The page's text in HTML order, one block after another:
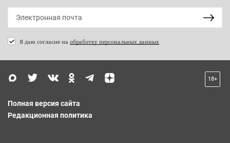
Я даю согласие на обработку персональных данных
18+
Полная версия сайта
Редакционная политика